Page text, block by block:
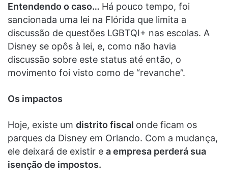
Entendendo o caso… Há pouco tempo, foi
sancionada uma lei na Flórida que limita a
discussão de questões LGBTQI+ nas escolas. A
Disney se opôs à lei, e, como não havia
discussão sobre este status até então, o
movimento foi visto como de “revanche”.
Os impactos
Hoje, existe um distrito fiscal onde ficam os
parques da Disney em Orlando. Com a mudança,
ele deixará de existir e a empresa perderá sua
isenção de impostos.